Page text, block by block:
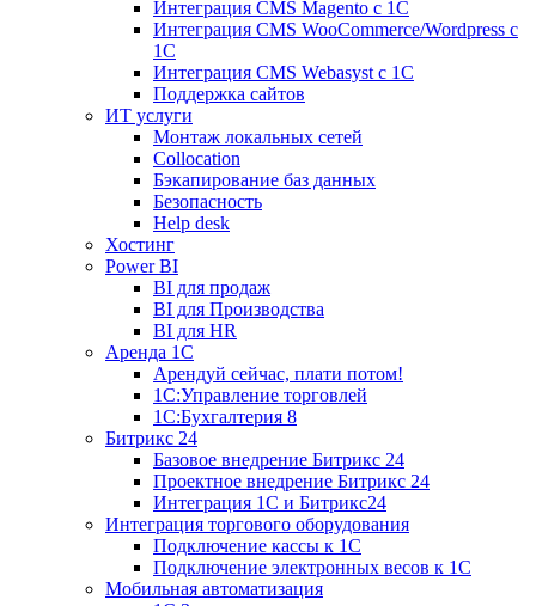
Интеграция CMS Magento с 1С
Интеграция CMS WooCommerce/Wordpress с
1С
Интеграция CMS Webasyst с 1С
Поддержка сайтов
ИТ услуги
Монтаж локальных сетей
Collocation
Бэкапирование баз данных
Безопасность
Help desk
Хостинг
Power BI
BI для продаж
BI для Производства
BI для HR
Аренда 1C
Арендуй сейчас, плати потом!
1С:Управление торговлей
1С:Бухгалтерия 8
Битрикс 24
Базовое внедрение Битрикс 24
Проектное внедрение Битрикс 24
Интеграция 1С и Битрикс24
Интеграция торгового оборудования
Подключение кассы к 1С
Подключение электронных весов к 1С
Мобильная автоматизация